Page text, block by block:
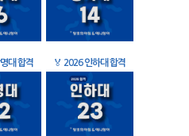
대 합격 🏅 2026 인하대 합격